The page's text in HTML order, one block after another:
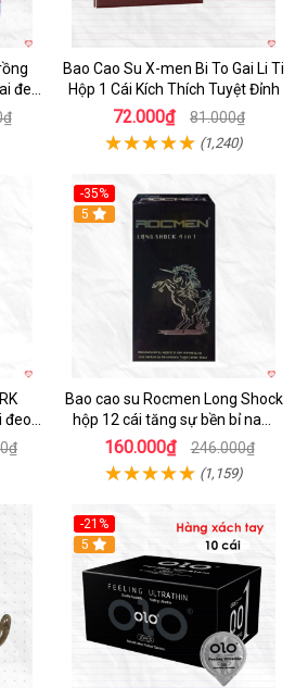
đeo
Bao Cao Su X-men Bi To Gai Li Ti
Hộp 1 Cái Kích Thích Tuyệt Đỉnh
72.000₫ 81.000₫
(1,240)
đeo
-35%
5
Bao cao su Rocmen Long Shock
hộp 12 cái tăng sự bền bỉ nam
giới
160.000₫ 246.000₫
(1,159)
-21%
Hot
5